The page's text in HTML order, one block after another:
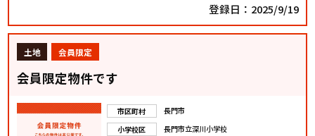
登録日：2025/9/19
土地 会員限定
会員限定物件です
市区町村
長門市
小学校区
長門市立深川小学校